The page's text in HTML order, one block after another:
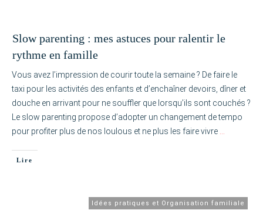
Slow parenting : mes astuces pour ralentir le
rythme en famille
Vous avez l’impression de courir toute la semaine ? De faire le
taxi pour les activités des enfants et d’enchaîner devoirs, dîner et
douche en arrivant pour ne souffler que lorsqu’ils sont couchés ?
Le slow parenting propose d’adopter un changement de tempo
pour profiter plus de nos loulous et ne plus les faire vivre
Lire
Idées pratiques et Organisation familiale